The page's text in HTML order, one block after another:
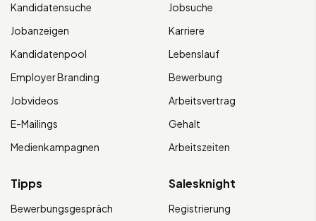
Kandidatensuche
Jobanzeigen
Kandidatenpool
Employer Branding
Jobvideos
E-Mailings
Medienkampagnen
Jobsuche
Karriere
Lebenslauf
Bewerbung
Arbeitsvertrag
Gehalt
Arbeitszeiten
Tipps
Bewerbungsgespräch
Salesknight
Registrierung